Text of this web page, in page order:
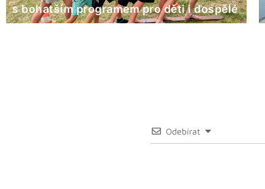
s bohatším programem pro děti i dospělé
Odebírat